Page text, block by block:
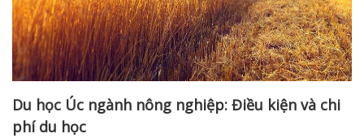
Du học Úc ngành nông nghiệp: Điều kiện và chi
phí du học